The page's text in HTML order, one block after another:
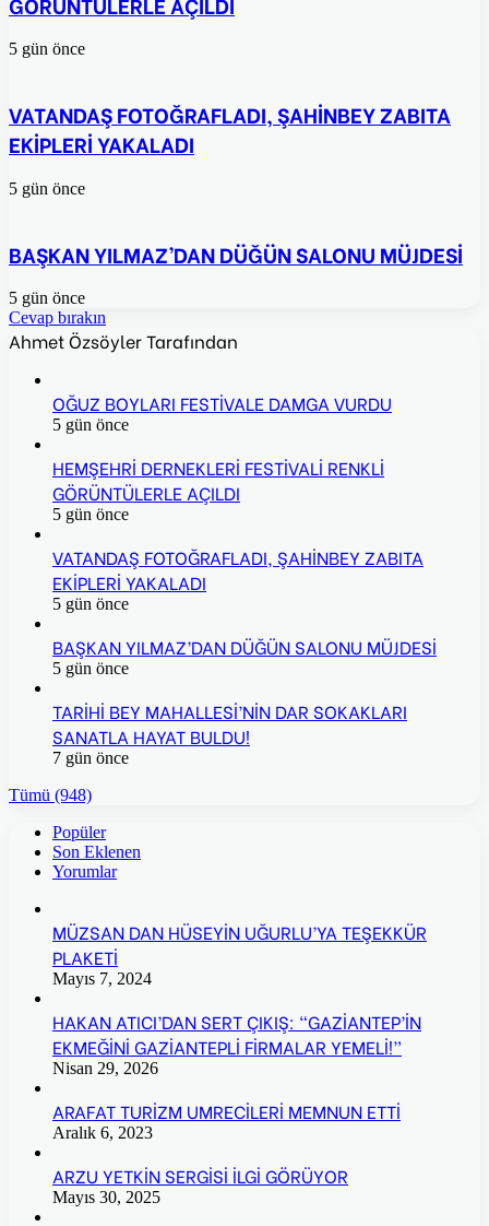
5 gün önce
VATANDAŞ FOTOĞRAFLADI, ŞAHİNBEY ZABITA
EKİPLERİ YAKALADI
5 gün önce
BAŞKAN YILMAZ’DAN DÜĞÜN SALONU MÜJDESİ
5 gün önce
Cevap bırakın
Ahmet Özsöyler Tarafından
OĞUZ BOYLARI FESTİVALE DAMGA VURDU
5 gün önce
HEMŞEHRİ DERNEKLERİ FESTİVALİ RENKLİ
GÖRÜNTÜLERLE AÇILDI
5 gün önce
VATANDAŞ FOTOĞRAFLADI, ŞAHİNBEY ZABITA
EKİPLERİ YAKALADI
5 gün önce
BAŞKAN YILMAZ’DAN DÜĞÜN SALONU MÜJDESİ
5 gün önce
TARİHİ BEY MAHALLESİ’NİN DAR SOKAKLARI
SANATLA HAYAT BULDU!
7 gün önce
Tümü (948)
Popüler
Son Eklenen
Yorumlar
MÜZSAN DAN HÜSEYİN UĞURLU’YA TEŞEKKÜR
PLAKETİ
Mayıs 7, 2024
HAKAN ATICI’DAN SERT ÇIKIŞ: “GAZİANTEP’İN
EKMEĞİNİ GAZİANTEPLİ FİRMALAR YEMELİ!”
Nisan 29, 2026
ARAFAT TURİZM UMRECİLERİ MEMNUN ETTİ
Aralık 6, 2023
ARZU YETKİN SERGİSİ İLGİ GÖRÜYOR
Mayıs 30, 2025